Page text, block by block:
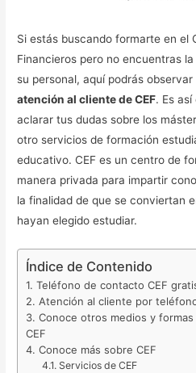
Si estás buscando formarte en el
Financieros pero no encuentras
su personal, aquí podrás
atención al cliente de CEF. Es
aclarar tus dudas sobre los
otro servicios de formación
educativo. CEF es un centro de
manera privada para impartir
la finalidad de que se conviertan
hayan elegido estudiar.
Índice de Contenido
Teléfono de contacto CEF
Atención al cliente por
Conoce otros medios y
CEF
Conoce más sobre CEF
Servicios de CEF